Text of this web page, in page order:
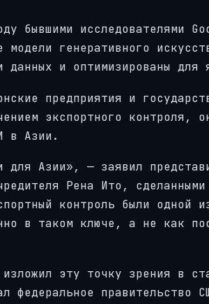
бывшими исследователями
генеративного
данных и оптимизированы для
предприятия и
экспортного контроля,
в Азии.
для Азии», — заявил
Рена Ито,
контроль были одной
в таком ключе, а не как
эту точку зрения в
правительство